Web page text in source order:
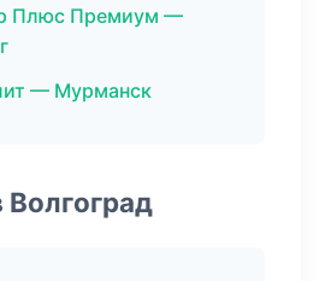
Плюс Премиум —
— Мурманск